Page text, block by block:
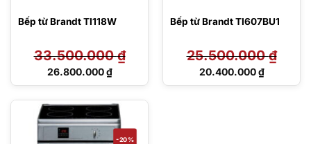
Bếp từ Brandt TI118W
33.500.000₫
Giá
33.500.000 ₫.
26.800.000₫
Giá
tại
là:
26.800.000 ₫.
Bếp từ Brandt TI607BU1
25.500.000₫
Giá
20.400.000₫
Giá
-20%